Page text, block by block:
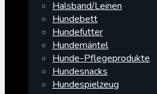
Halsband/Leinen
Hundebett
Hundefutter
Hundemäntel
Hunde-Pflegeprodukte
Hundesnacks
Hundespielzeug